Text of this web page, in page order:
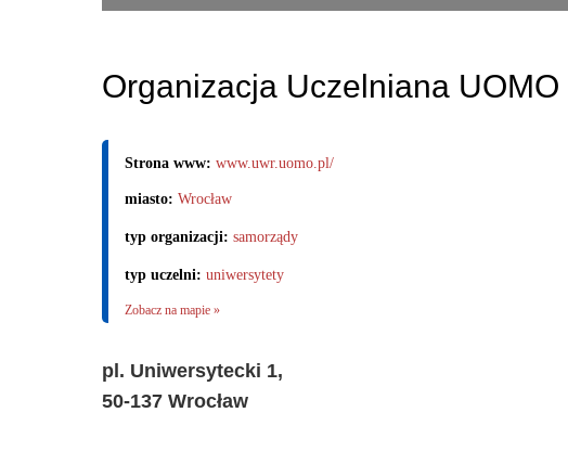
Organizacja Uczelniana
Strona www: www.uwr.uomo.pl/
miasto: Wrocław
typ organizacji: samorządy
typ uczelni: uniwersytety
Zobacz na mapie »
pl. Uniwersytecki 1,
50-137 Wrocław